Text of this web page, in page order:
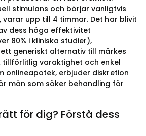
stimulans och börjar vanligtvis
varar upp till 4 timmar. Det har blivit
dess höga effektivitet
80% i kliniska studier),
generiskt alternativ till märkes
tillförlitlig varaktighet och enkel
onlineapotek, erbjuder diskretion
män som söker behandling för
för dig? Förstå dess